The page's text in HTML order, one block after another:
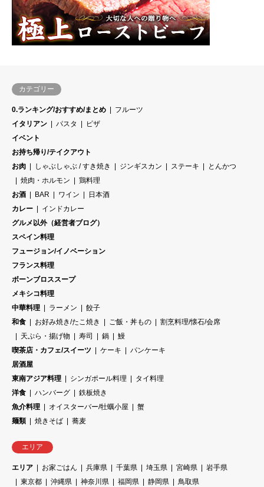
カテゴリー
0.ランキング/おすすめ/まとめ
フルーツ
イタリアン
パスタ
ピザ
イベント
お持ち帰り/テイクアウト
お肉
しゃぶしゃぶ / すき焼き ジンギスカン ステーキ
とんかつ
焼肉・ホルモン
鶏料理
お酒
BAR ワイン
日本酒
カレー
インドカレー
グルメ以外（経営者ブログ）
スペイン料理
フュージョン/イノベーション
フランス料理
ボーンブロススープ
メキシコ料理
中華料理
ラーメン
餃子
和食
お好み焼き/たこ焼き ご飯・丼もの
割烹料理/懐石/会席
天ぷら・揚げ物
寿司 鍋
鰻
喫茶店・カフェ/スイーツ
ケーキ
パンケーキ
居酒屋
東南アジア料理
シンガポール料理
タイ料理
洋食
ハンバーグ
鉄板焼き
魚介料理
オイスターバー/牡蠣小屋
蟹
麺類
焼きそば 蕎麦
エリア
エリア お家ごはん 兵庫県 千葉県 埼玉県 宮崎県
岩手県
東京都
沖縄県 神奈川県 福岡県 静岡県
鳥取県